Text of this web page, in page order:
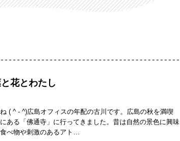
花とわたし
( ^ - ^)広島オフィスの年配の古川です。広島の秋を満喫
ある「佛通寺」に行ってきました。昔は自然の景色に興味
べ物や刺激のあるアト…